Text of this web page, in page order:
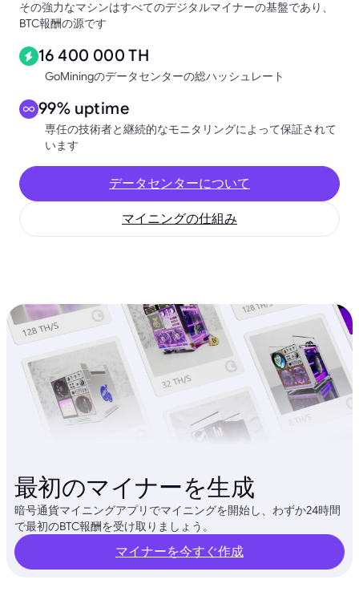
その強力なマシンはすべてのデジタルマイナーの基盤であり、
BTC報酬の源です
16 400 000 TH
GoMiningのデータセンターの総ハッシュレート
99% uptime
専任の技術者と継続的なモニタリングによって保証されて
います
データセンターについて
マイニングの仕組み
最初のマイナーを生成
暗号通貨マイニングアプリでマイニングを開始し、わずか24時間
で最初のBTC報酬を受け取りましょう。
マイナーを今すぐ作成